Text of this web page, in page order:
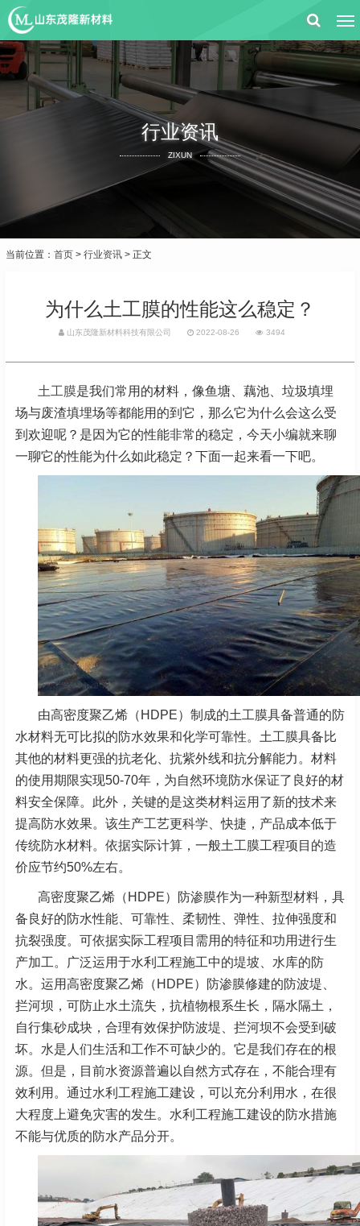
行业资讯
ZIXUN
当前位置： 首页 > 行业资讯 > 正文
为什么土工膜的性能这么稳定？
山东茂隆新材料科技有限公司 2022-08-26 3494
土工膜是我们常用的材料，像鱼塘、藕池、垃圾填埋
场与废渣填埋场等都能用的到它，那么它为什么会这么受
到欢迎呢？是因为它的性能非常的稳定，今天小编就来聊
一聊它的性能为什么如此稳定？下面一起来看一下吧。
由高密度聚乙烯（HDPE）制成的土工膜具备普通的防
水材料无可比拟的防水效果和化学可靠性。土工膜具备比
其他的材料更强的抗老化、抗紫外线和抗分解能力。材料
的使用期限实现50-70年，为自然环境防水保证了良好的材
料安全保障。此外，关键的是这类材料运用了新的技术来
提高防水效果。该生产工艺更科学、快捷，产品成本低于
传统防水材料。依据实际计算，一般土工膜工程项目的造
价应节约50%左右。
高密度聚乙烯（HDPE）防渗膜作为一种新型材料，具
备良好的防水性能、可靠性、柔韧性、弹性、拉伸强度和
抗裂强度。可依据实际工程项目需用的特征和功用进行生
产加工。广泛运用于水利工程施工中的堤坡、水库的防
水。运用高密度聚乙烯（HDPE）防渗膜修建的防波堤、
拦河坝，可防止水土流失，抗植物根系生长，隔水隔土，
自行集砂成块，合理有效保护防波堤、拦河坝不会受到破
坏。水是人们生活和工作不可缺少的。它是我们存在的根
源。但是，目前水资源普遍以自然方式存在，不能合理有
效利用。通过水利工程施工建设，可以充分利用水，在很
大程度上避免灾害的发生。水利工程施工建设的防水措施
不能与优质的防水产品分开。